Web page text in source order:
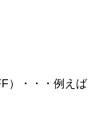
）・・・例えば